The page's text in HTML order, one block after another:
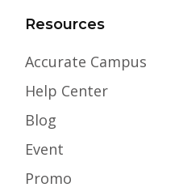
Resources
Accurate Campus
Help Center
Blog
Event
Promo